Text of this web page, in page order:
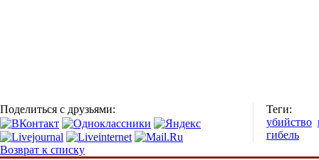
Поделиться с друзьями:
Теги:
убийство
гибель
Возврат к списку